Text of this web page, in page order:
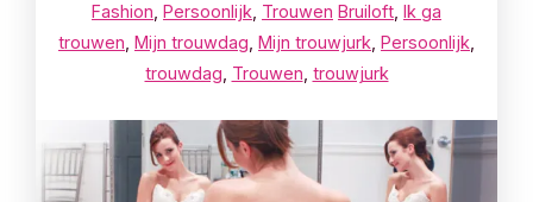
Fashion Persoonlijk Trouwen Bruiloft Ik ga
trouwen Mijn trouwdag Mijn trouwjurk Persoonlijk
trouwdag Trouwen trouwjurk